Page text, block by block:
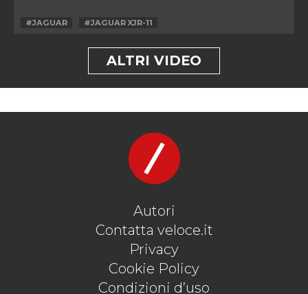
#JAGUAR #JAGUAR XJR-11
ALTRI VIDEO
Autori
Contatta veloce.it
Privacy
Cookie Policy
Condizioni d’uso